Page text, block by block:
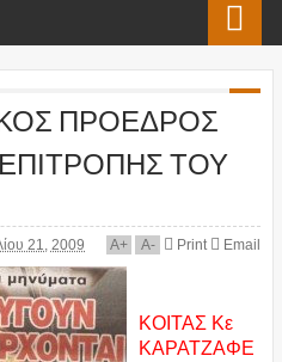
ΠΡΟΕΔΡΟΣ
ΤΟΥ
21, 2009 A+ A- Print Email
ΚΟΙΤΑΣ Κε
ΚΑΡΑΤΖΑΦΕ